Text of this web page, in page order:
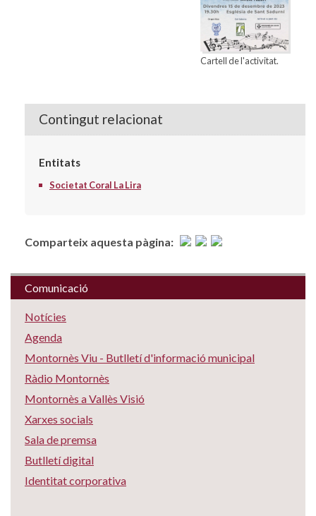
Cartell de l'activitat.
Contingut relacionat
Entitats
Societat Coral La Lira
Comparteix aquesta pàgina:
Comunicació
Notícies
Agenda
Montornès Viu - Butlletí d'informació municipal
Ràdio Montornès
Montornès a Vallès Visió
Xarxes socials
Sala de premsa
Butlletí digital
Identitat corporativa